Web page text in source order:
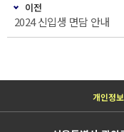
이전
2024 신입생 면담 안내
개인정